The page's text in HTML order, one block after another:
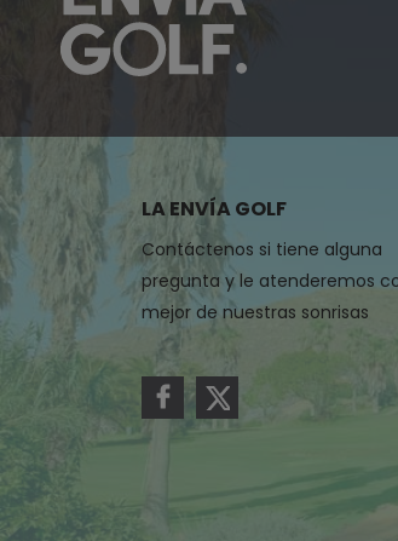
LA ENVÍA GOLF
Contáctenos si tiene alguna
pregunta y le atenderemos
mejor de nuestras sonrisas